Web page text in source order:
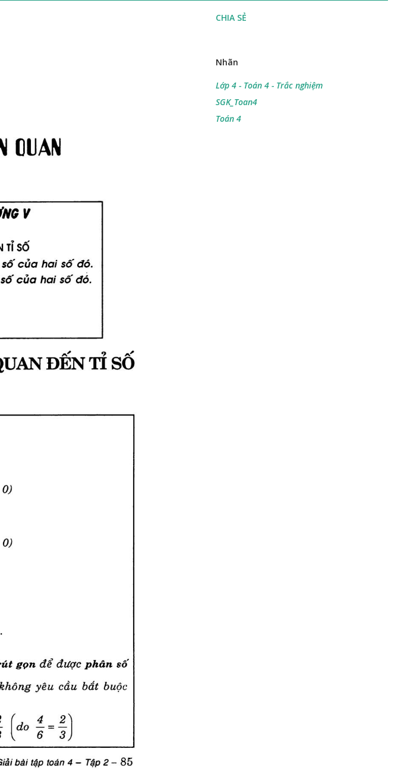
CHIA SẺ
Nhãn
Lớp 4 - Toán 4 - Trắc nghiệm
SGK_Toan4
Toán 4